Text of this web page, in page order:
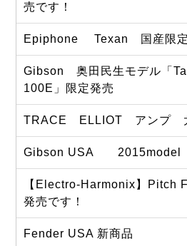
売です！
Epiphone Texan 国産限定
Gibson 奥田民生モデル「
100E」限定発売
TRACE ELLIOT アンプ 大
Gibson USA 2015model
【Electro-Harmonix】Pitch
発売です！
Fender USA 新商品